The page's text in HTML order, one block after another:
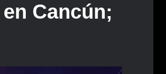
Cancún;